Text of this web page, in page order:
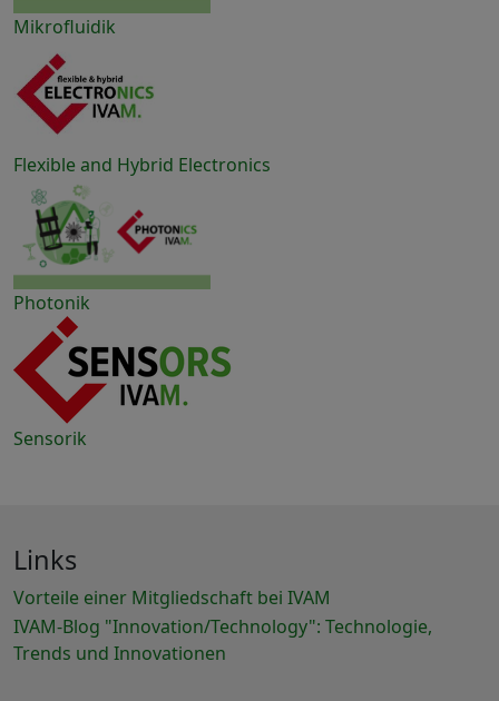
Mikrofluidik
Flexible and Hybrid Electronics
Photonik
Sensorik
Links
Vorteile einer Mitgliedschaft bei IVAM
IVAM-Blog "Innovation/Technology": Technologie,
Trends und Innovationen